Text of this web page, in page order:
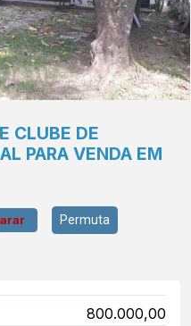
CLUBE DE
PARA VENDA EM
Permuta
800.000,00